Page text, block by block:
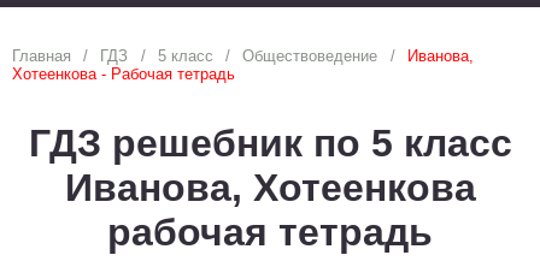
1
2 3 4 5
Английский язык
2 3 4 5 6 7 8 9 10
Астрономия
Главная ГДЗ 5 класс Обществоведение
Иванова,
Хотеенкова - Рабочая тетрадь
ГДЗ решебник по 5 класс
Иванова, Хотеенкова
рабочая тетрадь